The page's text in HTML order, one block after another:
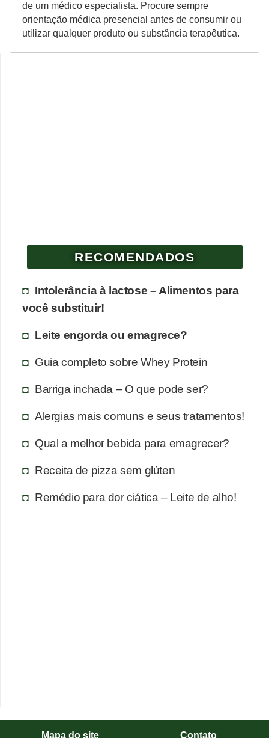
de um médico especialista. Procure sempre
orientação médica presencial antes de consumir ou
utilizar qualquer produto ou substância terapêutica.
RECOMENDADOS
Intolerância à lactose – Alimentos para
você substituir!
Leite engorda ou emagrece?
Guia completo sobre Whey Protein
Barriga inchada – O que pode ser?
Alergias mais comuns e seus tratamentos!
Qual a melhor bebida para emagrecer?
Receita de pizza sem glúten
Remédio para dor ciática – Leite de alho!
Mapa do site Contato